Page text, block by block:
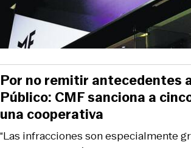
“Las infracciones son especialmente
Por no remitir antecedentes
Público: CMF sanciona a
una cooperativa